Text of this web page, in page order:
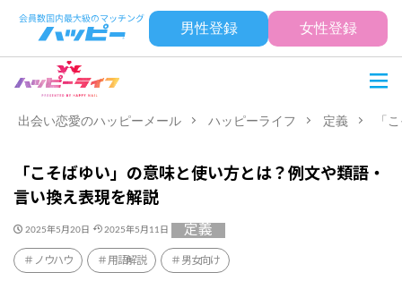
男性登録 女性登録
出会い恋愛のハッピーメール ハッピーライフ 定義 「
「こそばゆい」の意味と使い方とは？例文や類語・
言い換え表現を解説
2025年5月20日 2025年5月11日 定義
ノウハウ 用語解説 男女向け